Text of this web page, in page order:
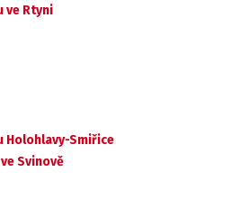
ve Rtyni
Holohlavy-Smiřice
Svinově